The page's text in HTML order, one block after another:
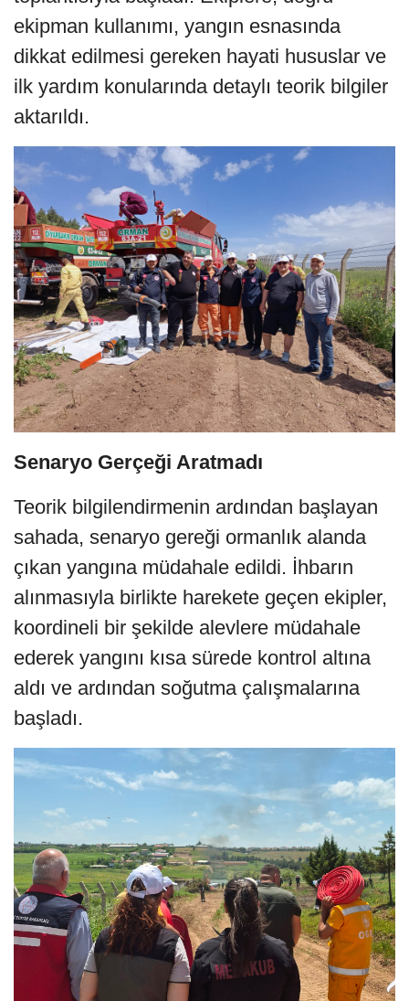
ekipman kullanımı, yangın esnasında
dikkat edilmesi gereken hayati hususlar ve
ilk yardım konularında detaylı teorik bilgiler
aktarıldı.
Senaryo Gerçeği Aratmadı
Teorik bilgilendirmenin ardından başlayan
sahada, senaryo gereği ormanlık alanda
çıkan yangına müdahale edildi. İhbarın
alınmasıyla birlikte harekete geçen ekipler,
koordineli bir şekilde alevlere müdahale
ederek yangını kısa sürede kontrol altına
aldı ve ardından soğutma çalışmalarına
başladı.